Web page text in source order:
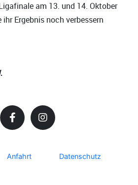
am 13. und 14. Oktober
ihr Ergebnis noch verbessern
Anfahrt Datenschutz